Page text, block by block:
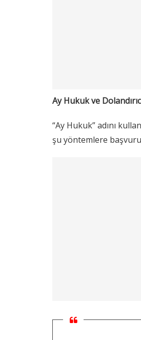
Ay Hukuk ve
“Ay Hukuk” adını
şu yöntemlere